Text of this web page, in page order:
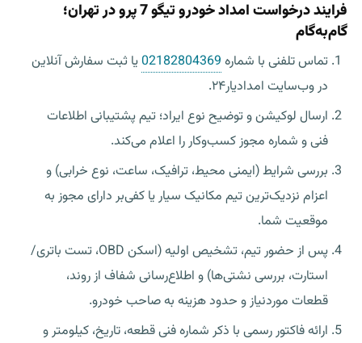
فرایند درخواست امداد خودرو تیگو 7 پرو در تهران؛
گام‌به‌گام
تماس تلفنی با شماره 02182804369یا ثبت سفارش آنلاین
در وب‌سایت امدادیار۲۴.
ارسال لوکیشن و توضیح نوع ایراد؛ تیم پشتیبانی اطلاعات
فنی و شماره مجوز کسب‌وکار را اعلام می‌کند.
بررسی شرایط (ایمنی محیط، ترافیک، ساعت، نوع خرابی) و
اعزام نزدیک‌ترین تیم مکانیک سیار یا کفی‌بر دارای مجوز به
موقعیت شما.
پس از حضور تیم، تشخیص اولیه (اسکن OBD، تست باتری/
استارت، بررسی نشتی‌ها) و اطلاع‌رسانی شفاف از روند،
قطعات موردنیاز و حدود هزینه به صاحب خودرو.
ارائه فاکتور رسمی با ذکر شماره فنی قطعه، تاریخ، کیلومتر و